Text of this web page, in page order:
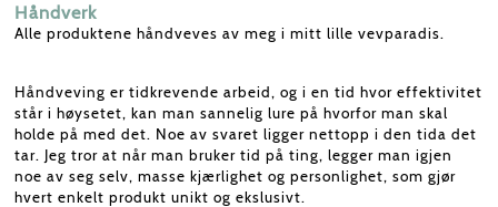
Håndverk
Alle produktene håndveves av meg i mitt lille vevparadis.
Håndveving er tidkrevende arbeid, og i en tid hvor effektivitet
står i høysetet, kan man sannelig lure på hvorfor man skal
holde på med det. Noe av svaret ligger nettopp i den tida det
tar. Jeg tror at når man bruker tid på ting, legger man igjen
noe av seg selv, masse kjærlighet og personlighet, som gjør
hvert enkelt produkt unikt og ekslusivt.